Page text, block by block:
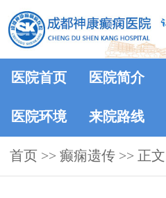
医院首页 医院简介
医院环境 来院路线
首页 >> 癫痫遗传 >> 正文